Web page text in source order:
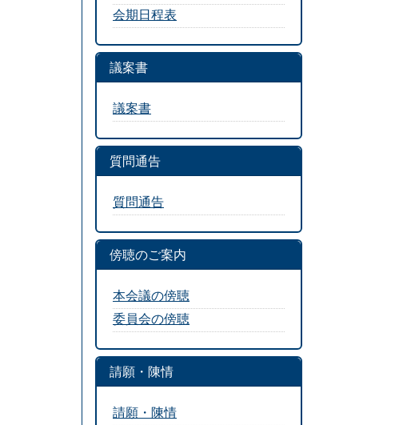
会期日程表
議案書
議案書
質問通告
質問通告
傍聴のご案内
本会議の傍聴
委員会の傍聴
請願・陳情
請願・陳情